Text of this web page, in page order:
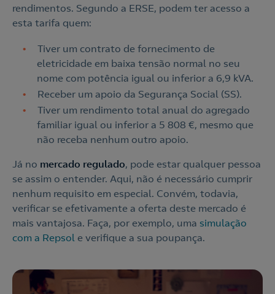
rendimentos. Segundo a ERSE, podem ter acesso a
esta tarifa quem:
Tiver um contrato de fornecimento de
eletricidade em baixa tensão normal no seu
nome com potência igual ou inferior a 6,9 kVA.
Receber um apoio da Segurança Social (SS).
Tiver um rendimento total anual do agregado
familiar igual ou inferior a 5 808 €, mesmo que
não receba nenhum outro apoio.
Já no mercado regulado, pode estar qualquer pessoa
se assim o entender. Aqui, não é necessário cumprir
nenhum requisito em especial. Convém, todavia,
verificar se efetivamente a oferta deste mercado é
mais vantajosa. Faça, por exemplo, uma simulação
com a Repsol e verifique a sua poupança.